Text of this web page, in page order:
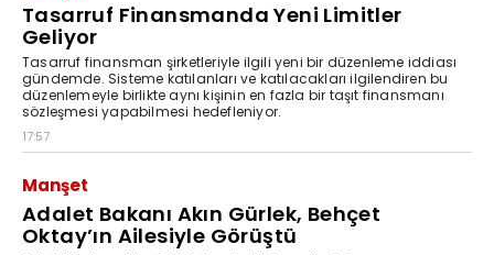
Tasarruf Finansmanda Yeni Limitler
Geliyor
Tasarruf finansman şirketleriyle ilgili yeni bir düzenleme iddiası
gündemde. Sisteme katılanları ve katılacakları ilgilendiren bu
düzenlemeyle birlikte aynı kişinin en fazla bir taşıt finansmanı
sözleşmesi yapabilmesi hedefleniyor.
17:57
Manşet
Adalet Bakanı Akın Gürlek, Behçet
Oktay’ın Ailesiyle Görüştü